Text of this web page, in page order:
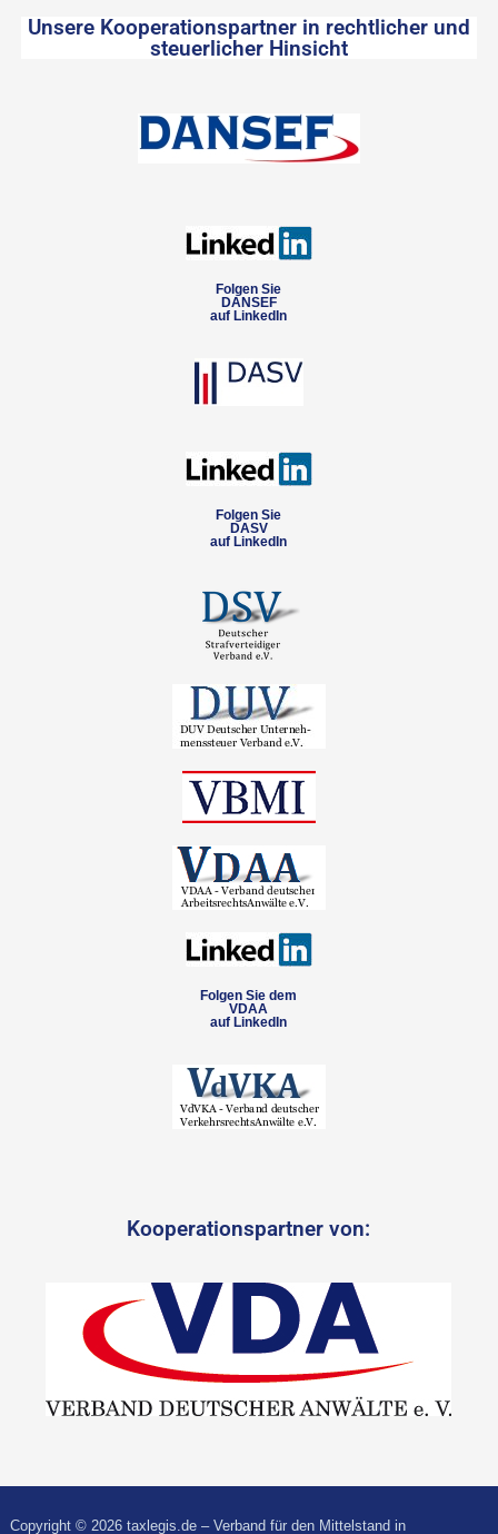
Unsere Kooperationspartner in rechtlicher und
steuerlicher Hinsicht
Folgen Sie
DANSEF
auf LinkedIn
Folgen Sie
DASV
auf LinkedIn
Folgen Sie dem
VDAA
auf LinkedIn
Kooperationspartner von:
Copyright © 2026 taxlegis.de – Verband für den Mittelstand in